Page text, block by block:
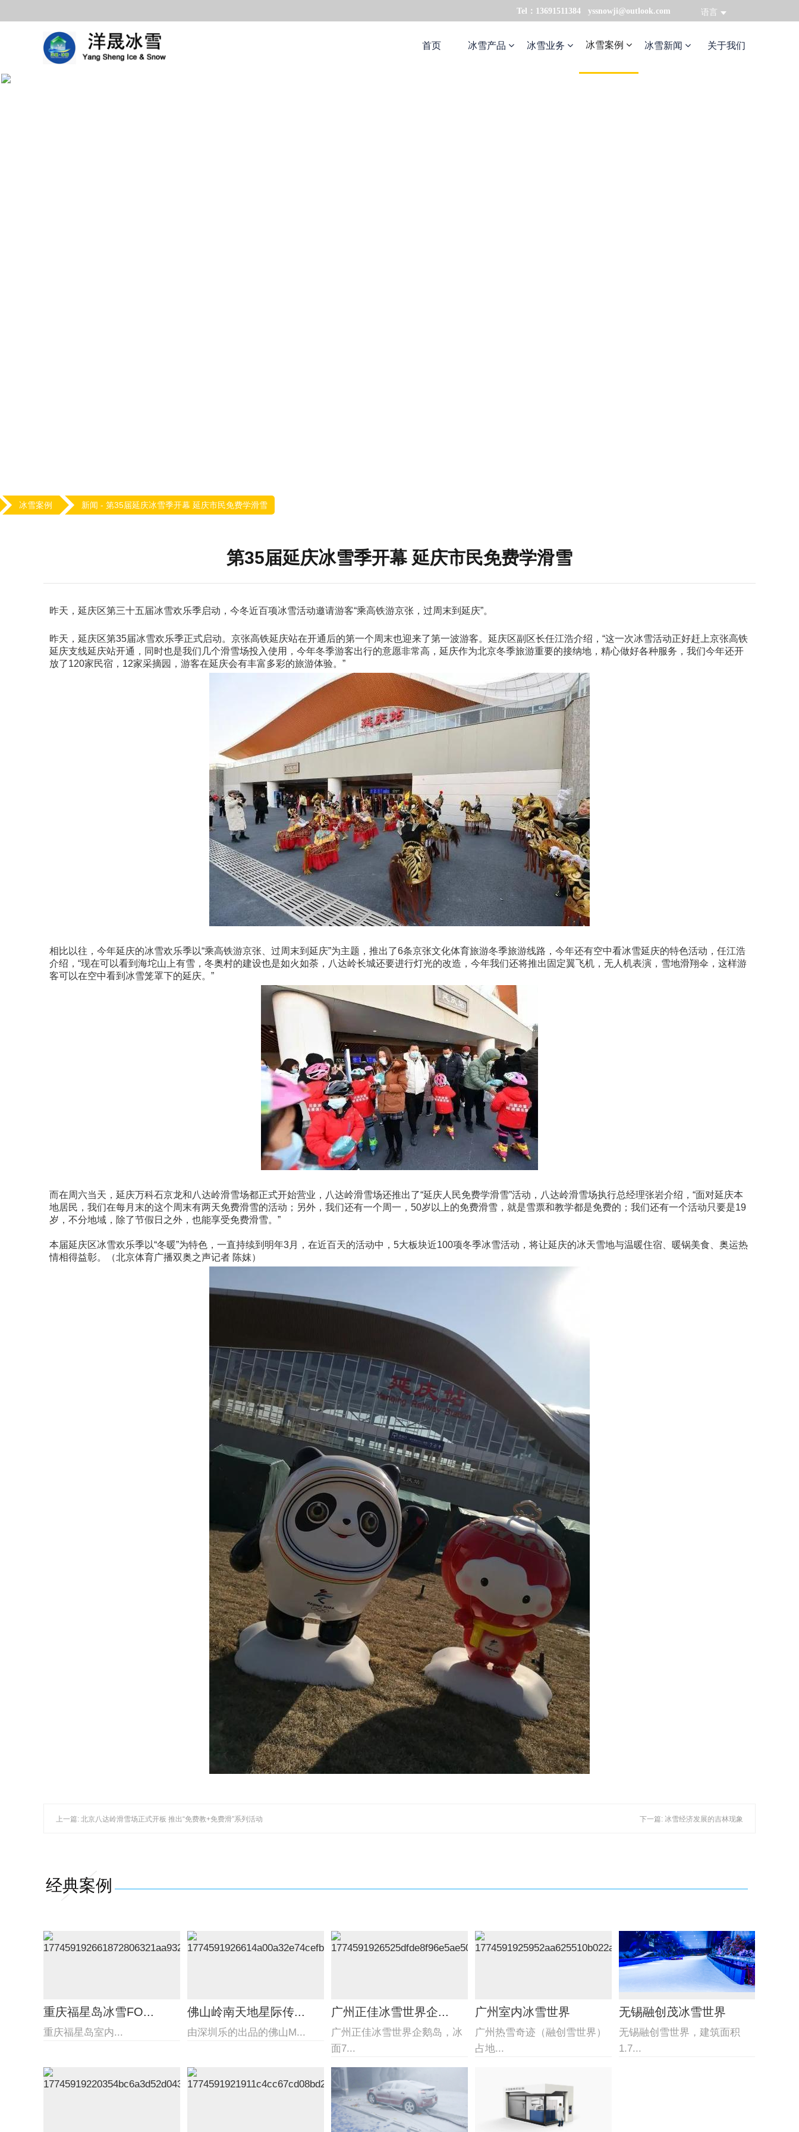
Tel：13691511384 yssnowji@outlook.com 语言
首页 冰雪产品 冰雪业务 冰雪案例 冰雪新闻 关于我们
冰雪案例 新闻 - 第35届延庆冰雪季开幕 延庆市民免费学滑雪
第35届延庆冰雪季开幕 延庆市民免费学滑雪
昨天，延庆区第三十五届冰雪欢乐季启动，今冬近百项冰雪活动邀请游客“乘高铁游京张，过周末到延庆”。
昨天，延庆区第35届冰雪欢乐季正式启动。京张高铁延庆站在开通后的第一个周末也迎来了第一波游客。延庆区副区长任江浩介绍，“这一次冰雪活动正好赶上京张高铁
延庆支线延庆站开通，同时也是我们几个滑雪场投入使用，今年冬季游客出行的意愿非常高，延庆作为北京冬季旅游重要的接纳地，精心做好各种服务，我们今年还开
放了120家民宿，12家采摘园，游客在延庆会有丰富多彩的旅游体验。”
相比以往，今年延庆的冰雪欢乐季以“乘高铁游京张、过周末到延庆”为主题，推出了6条京张文化体育旅游冬季旅游线路，今年还有空中看冰雪延庆的特色活动，任江浩
介绍，“现在可以看到海坨山上有雪，冬奥村的建设也是如火如荼，八达岭长城还要进行灯光的改造，今年我们还将推出固定翼飞机，无人机表演，雪地滑翔伞，这样游
客可以在空中看到冰雪笼罩下的延庆。”
而在周六当天，延庆万科石京龙和八达岭滑雪场都正式开始营业，八达岭滑雪场还推出了“延庆人民免费学滑雪”活动，八达岭滑雪场执行总经理张岩介绍，“面对延庆本
地居民，我们在每月末的这个周末有两天免费滑雪的活动；另外，我们还有一个周一，50岁以上的免费滑雪，就是雪票和教学都是免费的；我们还有一个活动只要是19
岁，不分地域，除了节假日之外，也能享受免费滑雪。”
本届延庆区冰雪欢乐季以“冬暖”为特色，一直持续到明年3月，在近百天的活动中，5大板块近100项冬季冰雪活动，将让延庆的冰天雪地与温暖住宿、暖锅美食、奥运热
情相得益彰。（北京体育广播双奥之声记者 陈妺）
上一篇: 北京八达岭滑雪场正式开板 推出“免费教+免费滑”系列活动 下一篇: 冰雪经济发展的吉林现象
经典案例
重庆福星岛冰雪FO...
重庆福星岛室内...
佛山岭南天地星际传...
由深圳乐的出品的佛山M...
广州正佳冰雪世界企...
广州正佳冰雪世界企鹅岛，冰
面7...
广州室内冰雪世界
广州热雪奇迹（融创雪世界）
占地...
无锡融创茂冰雪世界
无锡融创雪世界，建筑面积
1.7...